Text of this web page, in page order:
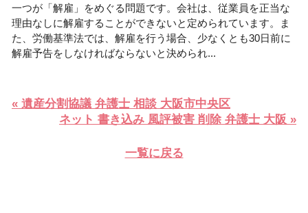
一つが「解雇」をめぐる問題です。会社は、従業員を正当な
理由なしに解雇することができないと定められています。ま
た、労働基準法では、解雇を行う場合、少なくとも30日前に
解雇予告をしなければならないと決められ...
« 遺産分割協議 弁護士 相談 大阪市中央区
ネット 書き込み 風評被害 削除 弁護士 大阪 »
一覧に戻る